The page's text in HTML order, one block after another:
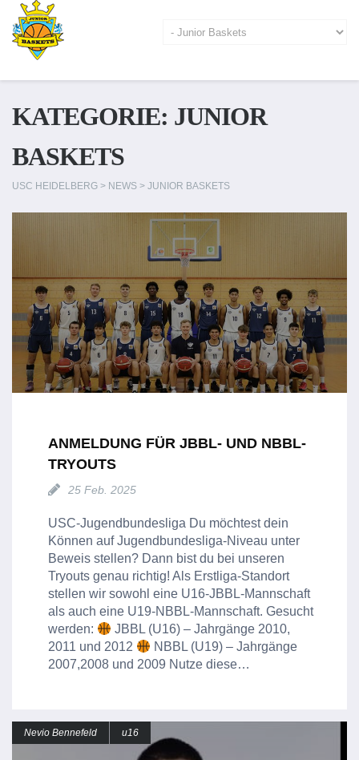
KATEGORIE: JUNIOR
BASKETS
USC HEIDELBERG > NEWS > JUNIOR BASKETS
ANMELDUNG FÜR JBBL- UND NBBL-
TRYOUTS
25 Feb. 2025
USC-Jugendbundesliga Du möchtest dein
Können auf Jugendbundesliga-Niveau unter
Beweis stellen? Dann bist du bei unseren
Tryouts genau richtig! Als Erstliga-Standort
stellen wir sowohl eine U16-JBBL-Mannschaft
als auch eine U19-NBBL-Mannschaft. Gesucht
werden:
JBBL (U16) – Jahrgänge 2010,
2011 und 2012
NBBL (U19) – Jahrgänge
2007,2008 und 2009 Nutze diese…
Nevio Bennefeld u16